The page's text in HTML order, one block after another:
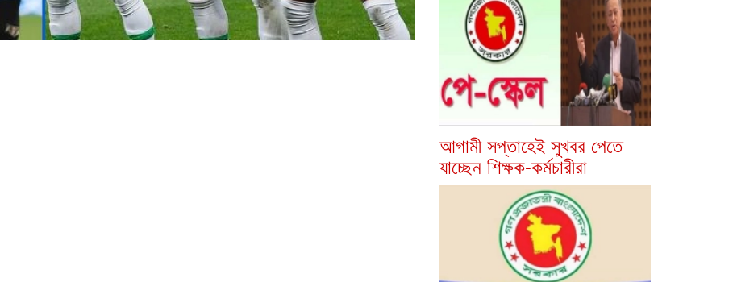
আগামী সপ্তাহেই সুখবর পেতে
যাচ্ছেন শিক্ষক-কর্মচারীরা